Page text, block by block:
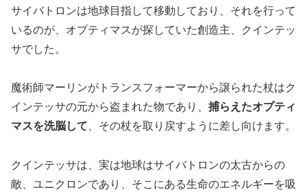
サイバトロンは地球目指して移動しており、それを行って
いるのが、オプティマスが探していた創造主、クインテッ
サでした。
魔術師マーリンがトランスフォーマーから譲られた杖はク
インテッサの元から盗まれた物であり、 捕らえたオプティ
マスを洗脳して 、その杖を取り戻すように差し向けます。
クインテッサは、実は地球はサイバトロンの太古からの
敵、ユニクロンであり、そこにある生命のエネルギーを吸